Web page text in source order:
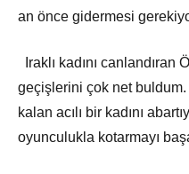
an önce gidermesi
Iraklı kadını canlandıran
geçişlerini çok net buldum.
kalan acılı bir kadını
oyunculukla kotarmayı